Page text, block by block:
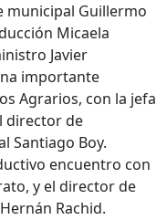
municipal Guillermo
Micaela
Javier
importante
Agrarios, con la jefa
director de
Santiago Boy.
encuentro con
y el director de
Rachid.